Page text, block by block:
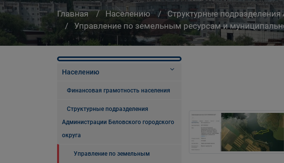
Главная Населению
Структурные
Управление по земельным ресурсам и
Населению
Финансовая грамотность населения
Структурные подразделения
Администрации Беловского городского
округа
Управление по земельным